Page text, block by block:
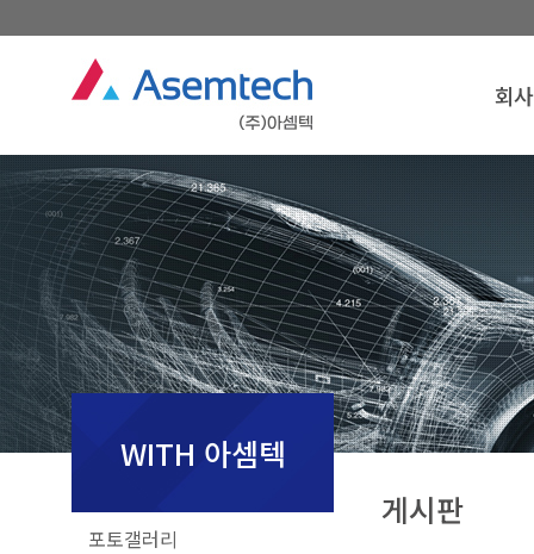
회
조
찾아
회
WITH 아셈텍
포토갤러리
게시판